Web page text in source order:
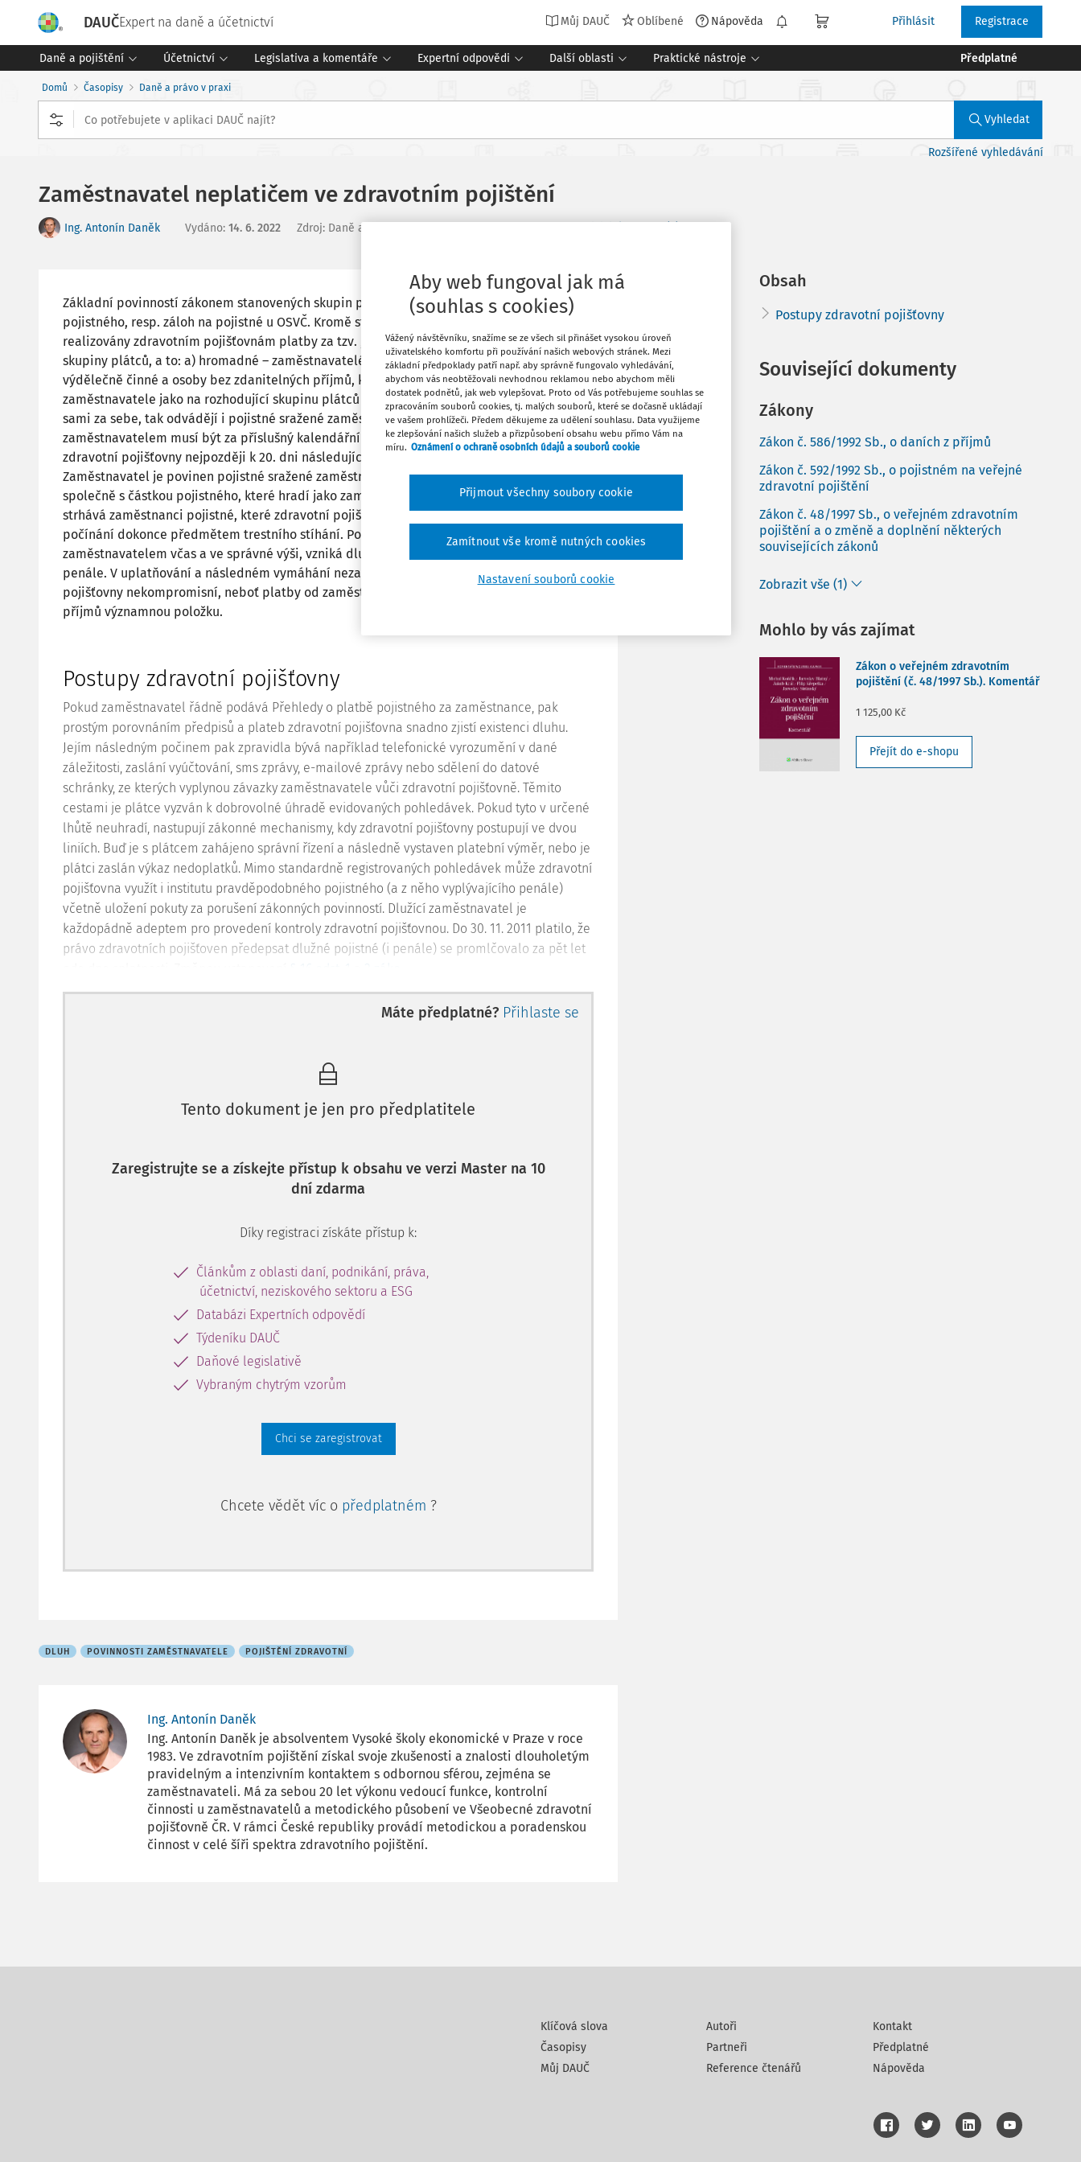
DAUČExpert na daně a účetnictví Můj DAUČ Oblíbené Nápověda Přihlásit Registrace
Daně a pojištění Účetnictví Legislativa a komentáře Expertní odpovědi Další oblasti Praktické nástroje Předplatné
Domů Časopisy Daně a právo v praxi
Vyhledat
Rozšířené vyhledávání
Zaměstnavatel neplatičem ve zdravotním pojištění
Ing. Antonín Daněk Vydáno: 14. 6. 2022 Zdroj: Daně a právo v praxi
Základní povinností zákonem stanovených skupin plátců je především řádné hrazení
pojistného, resp. záloh na pojistné u OSVČ. Kromě státu, jehož prostřednictvím jsou
realizovány zdravotním pojišťovnám platby za tzv. „státní pojištěnce“, rozlišujeme další
skupiny plátců, a to: a) hromadné – zaměstnavatelé, b) individuální – osoby samostatně
výdělečně činné a osoby bez zdanitelných příjmů, kdy se v tomto příspěvku zaměřím na
zaměstnavatele jako na rozhodující skupinu plátců pojistného, kteří hradí pojistné jak
sami za sebe, tak odvádějí i pojistné sražené zaměstnancům. Pojistné hrazené
zaměstnavatelem musí být za příslušný kalendářní měsíc odvedeno (připsáno na účet)
zdravotní pojišťovny nejpozději k 20. dni následujícího kalendářního měsíce.
Zaměstnavatel je povinen pojistné sražené zaměstnanci odvést zdravotní pojišťovně
společně s částkou pojistného, které hradí jako zaměstnavatel. Jestliže zaměstnavatel
strhává zaměstnanci pojistné, které zdravotní pojišťovně neodvádí, může být toto jeho
počínání dokonce předmětem trestního stíhání. Pokud není pojistné placeno
zaměstnavatelem včas a ve správné výši, vzniká dluh na pojistném včetně souvisejícího
penále. V uplatňování a následném vymáhání nezaplacených pohledávek jsou zdravotní
pojišťovny nekompromisní, neboť platby od zaměstnavatelů představují v portfoliu jejich
příjmů významnou položku.
Postupy zdravotní pojišťovny
Pokud zaměstnavatel řádně podává Přehledy o platbě pojistného za zaměstnance, pak
prostým porovnáním předpisů a plateb zdravotní pojišťovna snadno zjistí existenci dluhu.
Jejím následným počinem pak zpravidla bývá například telefonické vyrozumění v dané
záležitosti, zaslání vyúčtování, sms zprávy, e-mailové zprávy nebo sdělení do datové
schránky, ze kterých vyplynou závazky zaměstnavatele vůči zdravotní pojišťovně. Těmito
cestami je plátce vyzván k dobrovolné úhradě evidovaných pohledávek. Pokud tyto v určené
lhůtě neuhradí, nastupují zákonné mechanismy, kdy zdravotní pojišťovny postupují ve dvou
liniích. Buď je s plátcem zahájeno správní řízení a následně vystaven platební výměr, nebo je
plátci zaslán výkaz nedoplatků. Mimo standardně registrovaných pohledávek může zdravotní
pojišťovna využít i institutu pravděpodobného pojistného (a z něho vyplývajícího penále)
včetně uložení pokuty za porušení zákonných povinností. Dlužící zaměstnavatel je
každopádně adeptem pro provedení kontroly zdravotní pojišťovnou. Do 30. 11. 2011 platilo, že
právo zdravotních pojišťoven předepsat dlužné pojistné (i penále) se promlčovalo za pět let
Máte předplatné? Přihlaste se
Tento dokument je jen pro předplatitele
Zaregistrujte se a získejte přístup k obsahu ve verzi Master na 10
dní zdarma
Díky registraci získáte přístup k:
Článkům z oblasti daní, podnikání, práva,
účetnictví, neziskového sektoru a ESG
Databázi Expertních odpovědí
Týdeníku DAUČ
Daňové legislativě
Vybraným chytrým vzorům
Chci se zaregistrovat
Chcete vědět víc o předplatném ?
DLUH POVINNOSTI ZAMĚSTNAVATELE POJIŠTĚNÍ ZDRAVOTNÍ
Ing. Antonín Daněk
Ing. Antonín Daněk je absolventem Vysoké školy ekonomické v Praze v roce
1983. Ve zdravotním pojištění získal svoje zkušenosti a znalosti dlouholetým
pravidelným a intenzivním kontaktem s odbornou sférou, zejména se
zaměstnavateli. Má za sebou 20 let výkonu vedoucí funkce, kontrolní
činnosti u zaměstnavatelů a metodického působení ve Všeobecné zdravotní
pojišťovně ČR. V rámci České republiky provádí metodickou a poradenskou
činnost v celé šíři spektra zdravotního pojištění.
Stáhnout
Tisknout
Obsah
Postupy zdravotní pojišťovny
Související dokumenty
Zákony
Zákon č. 586/1992 Sb., o daních z příjmů
Zákon č. 592/1992 Sb., o pojistném na veřejné
zdravotní pojištění
Zákon č. 48/1997 Sb., o veřejném zdravotním
pojištění a o změně a doplnění některých
souvisejících zákonů
Zobrazit vše (1)
Mohlo by vás zajímat
Zákon o veřejném zdravotním
pojištění (č. 48/1997 Sb.). Komentář
1 125,00 Kč
Přejít do e-shopu
Klíčová slova
Časopisy
Můj DAUČ
Autoři
Partneři
Reference čtenářů
Kontakt
Předplatné
Nápověda
Aby web fungoval jak má
(souhlas s cookies)
Vážený návštěvníku, snažíme se ze všech sil přinášet vysokou úroveň
uživatelského komfortu při používání našich webových stránek. Mezi
základní předpoklady patří např. aby správně fungovalo vyhledávání,
abychom vás neobtěžovali nevhodnou reklamou nebo abychom měli
dostatek podnětů, jak web vylepšovat. Proto od Vás potřebujeme souhlas se
zpracováním souborů cookies, tj. malých souborů, které se dočasně ukládají
ve vašem prohlížeči. Předem děkujeme za udělení souhlasu. Data využijeme
ke zlepšování našich služeb a přizpůsobení obsahu webu přímo Vám na
míru. Oznámení o ochraně osobních údajů a souborů cookie
Nastavení souborů cookie
Zamítnout vše kromě nutných cookies
Přijmout všechny soubory cookie